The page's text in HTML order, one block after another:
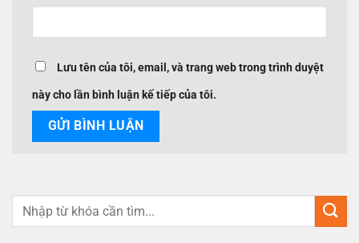
Lưu tên của tôi, email, và trang web trong trình duyệt
này cho lần bình luận kế tiếp của tôi.